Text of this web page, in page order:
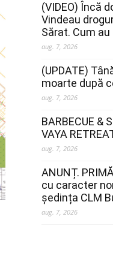
(VIDEO) Încă
Vindeau
Sărat. Cum
aug. 7, 2026
(UPDATE)
moarte după
aug. 7, 2026
BARBECUE &
VAYA
aug. 7, 2026
ANUNȚ.
cu caracter
ședința CLM
aug. 7, 2026